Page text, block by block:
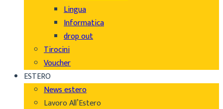
Lingua
Informatica
drop out
Tirocini
Voucher
ESTERO
News estero
Lavoro All’Estero